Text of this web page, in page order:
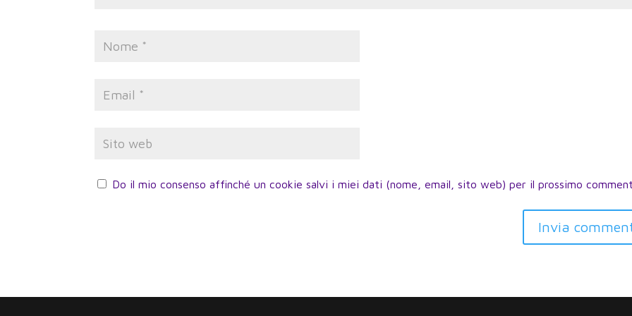
Do il mio consenso affinché un cookie salvi i miei dati (nome, email, sito web) per il prossimo